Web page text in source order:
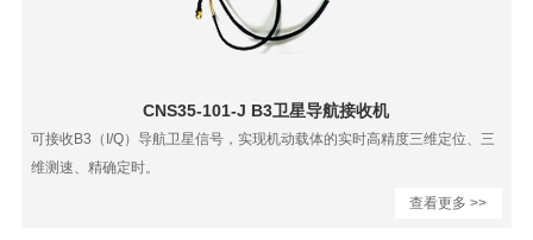
CNS35-101-J B3卫星导航接收机
可接收B3（I/Q）导航卫星信号，实现机动载体的实时高精度三维定位、三
维测速、精确定时。
查看更多 >>